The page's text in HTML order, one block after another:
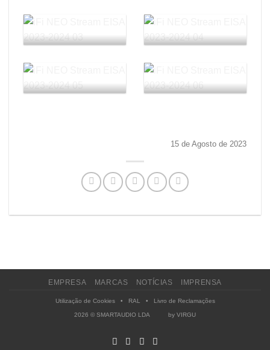
15 de Agosto de 2023
EMPRESA MARCAS NOTÍCIAS IMPRENSA
Utilização de Cookies• RAL • Livro de Reclamações
2026 © SMARTAUDIO LDA by VIRGU